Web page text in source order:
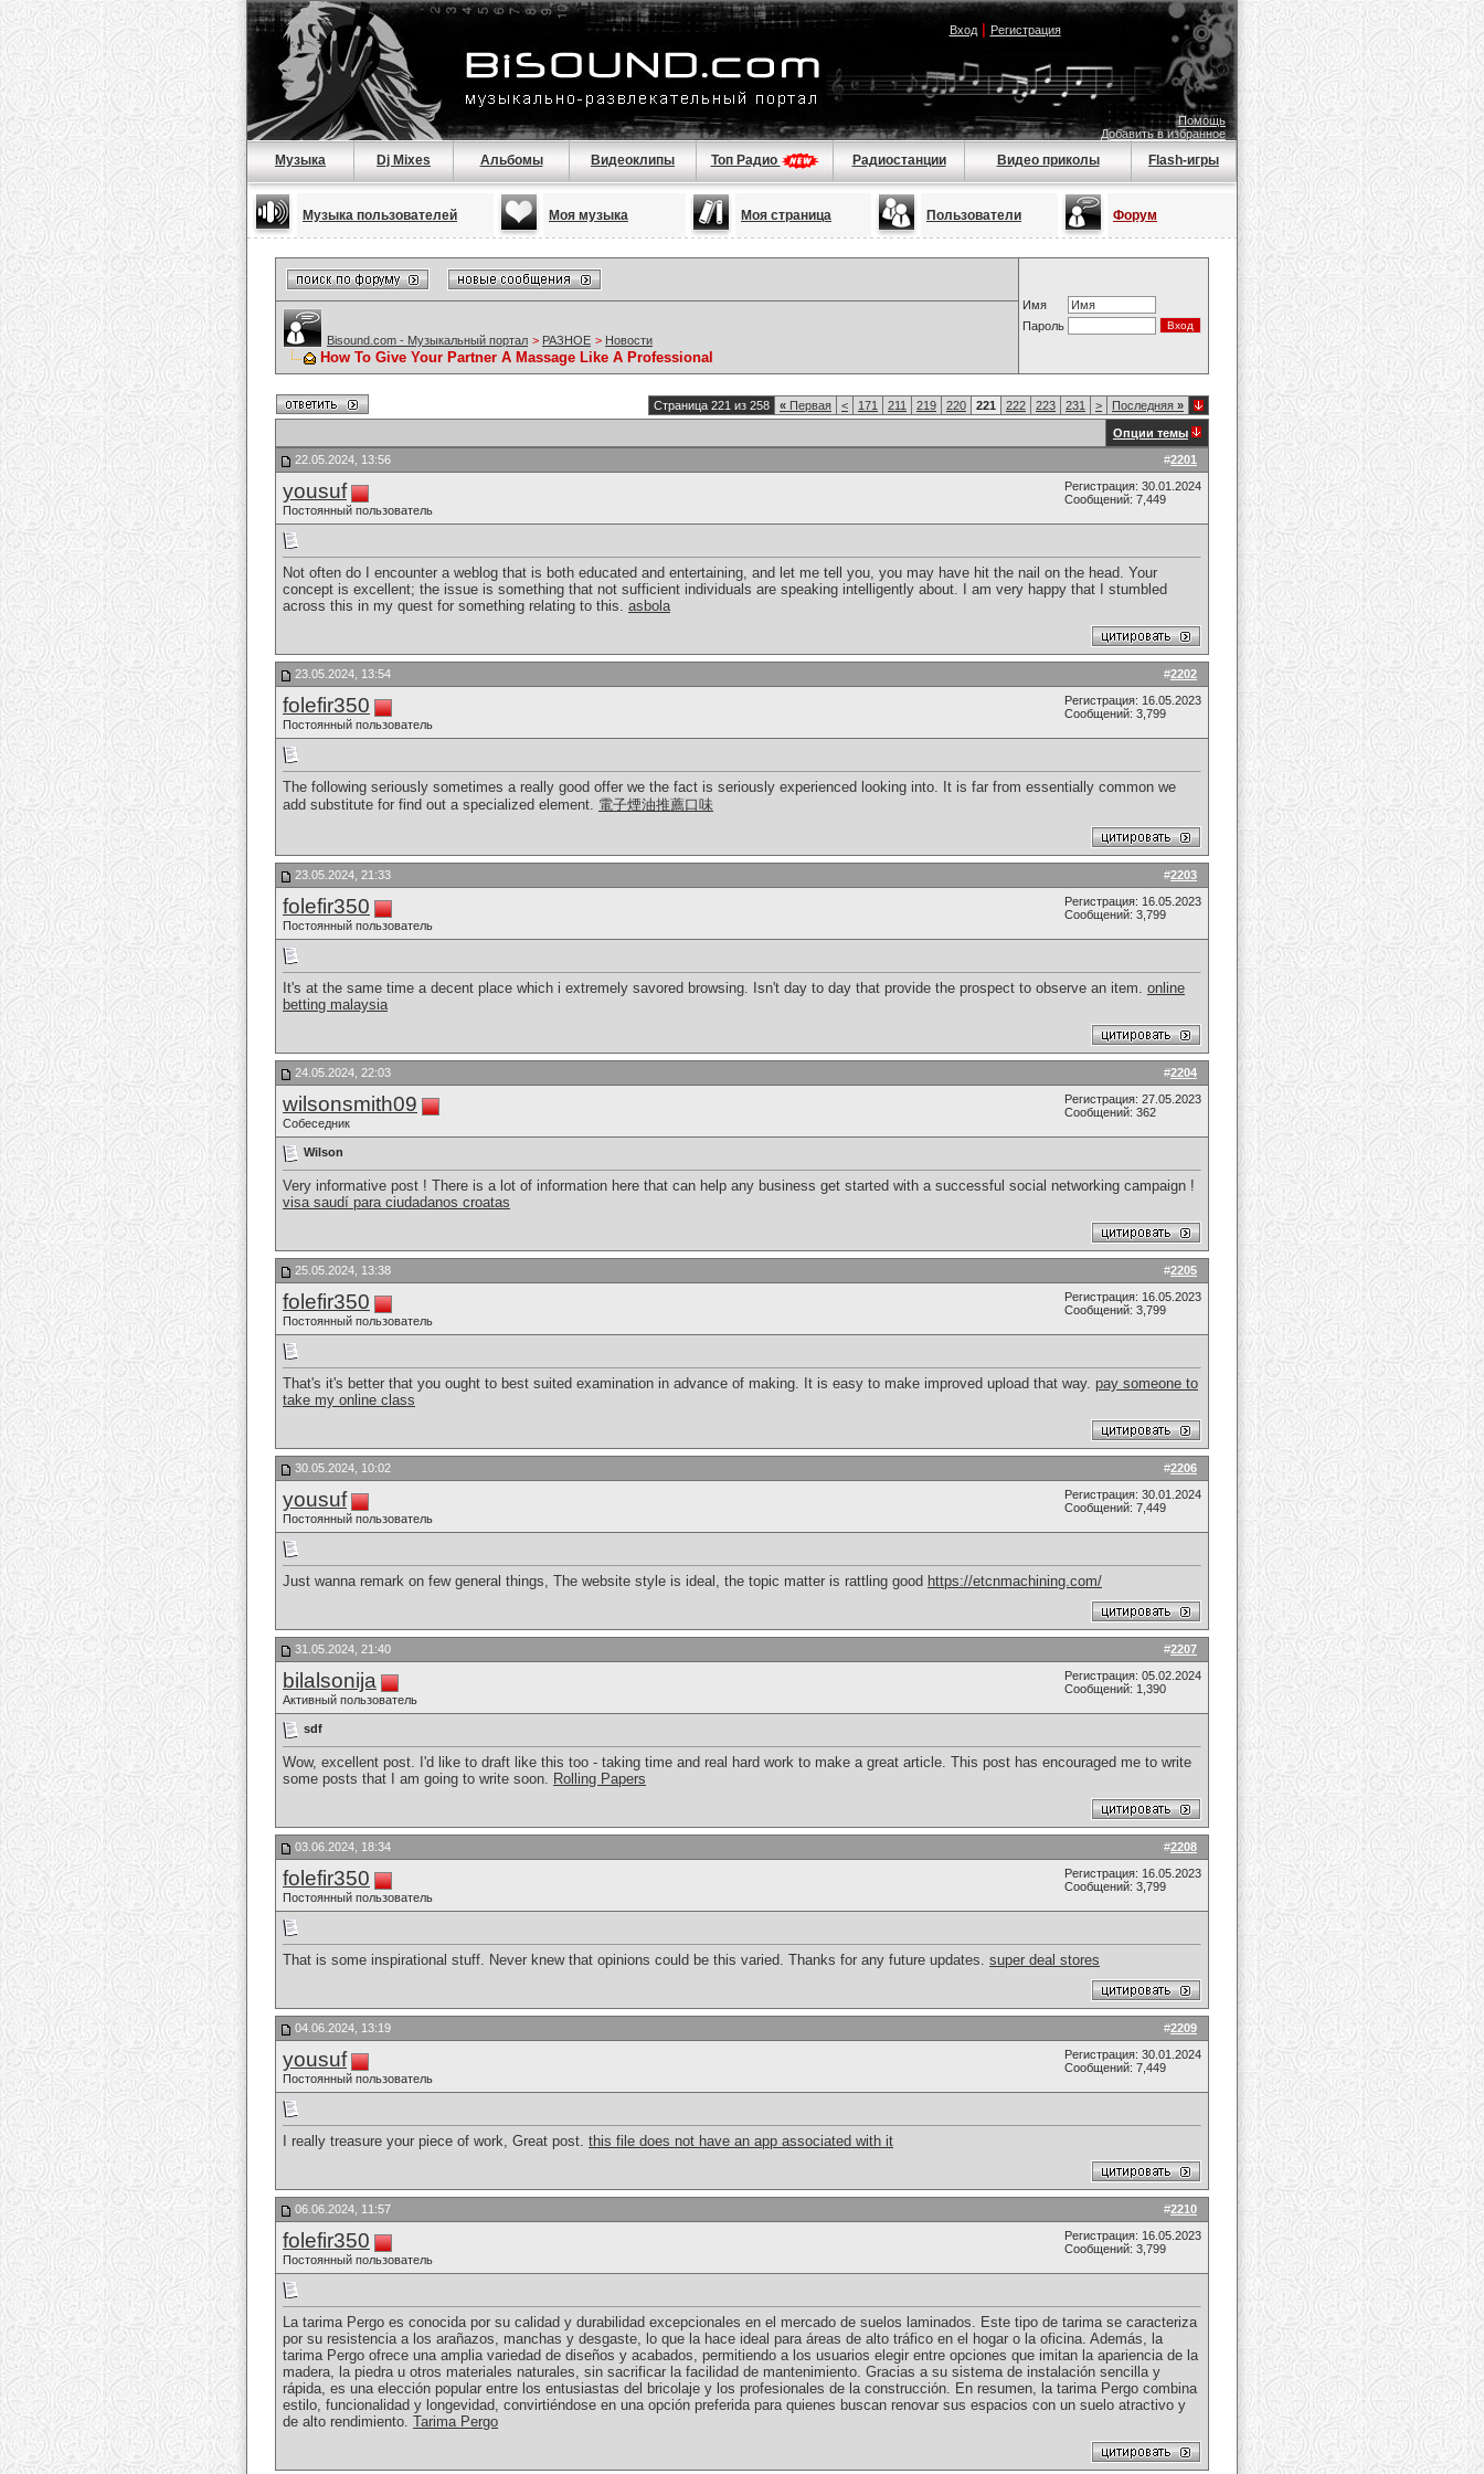
Вход| Регистрация
Помощь
Добавить в избранное
Музыка Dj Mixes Альбомы Видеоклипы Топ Радио Радиостанции Видео приколы Flash-игры
Музыка пользователей Моя музыка Моя страница Пользователи Форум
Имя
Пароль
Bisound.com - Музыкальный портал > РАЗНОЕ > Новости
How To Give Your Partner A Massage Like A Professional
Страница 221 из 258 « Первая < 171 211 219 220 221 222 223 231 > Последняя »
Опции темы
#2201
22.05.2024, 13:56
yousuf
Постоянный пользователь
Регистрация: 30.01.2024
Сообщений: 7,449
Not often do I encounter a weblog that is both educated and entertaining, and let me tell you, you may have hit the nail on the head. Your
concept is excellent; the issue is something that not sufficient individuals are speaking intelligently about. I am very happy that I stumbled
across this in my quest for something relating to this. asbola
#2202
23.05.2024, 13:54
folefir350
Постоянный пользователь
Регистрация: 16.05.2023
Сообщений: 3,799
The following seriously sometimes a really good offer we the fact is seriously experienced looking into. It is far from essentially common we
add substitute for find out a specialized element. 電子煙油推薦口味
#2203
23.05.2024, 21:33
folefir350
Постоянный пользователь
Регистрация: 16.05.2023
Сообщений: 3,799
It's at the same time a decent place which i extremely savored browsing. Isn't day to day that provide the prospect to observe an item. online
betting malaysia
#2204
24.05.2024, 22:03
wilsonsmith09
Собеседник
Регистрация: 27.05.2023
Сообщений: 362
Wilson
Very informative post ! There is a lot of information here that can help any business get started with a successful social networking campaign !
visa saudí para ciudadanos croatas
#2205
25.05.2024, 13:38
folefir350
Постоянный пользователь
Регистрация: 16.05.2023
Сообщений: 3,799
That's it's better that you ought to best suited examination in advance of making. It is easy to make improved upload that way. pay someone to
take my online class
#2206
30.05.2024, 10:02
yousuf
Постоянный пользователь
Регистрация: 30.01.2024
Сообщений: 7,449
Just wanna remark on few general things, The website style is ideal, the topic matter is rattling good https://etcnmachining.com/
#2207
31.05.2024, 21:40
bilalsonija
Активный пользователь
Регистрация: 05.02.2024
Сообщений: 1,390
sdf
Wow, excellent post. I'd like to draft like this too - taking time and real hard work to make a great article. This post has encouraged me to write
some posts that I am going to write soon. Rolling Papers
#2208
03.06.2024, 18:34
folefir350
Постоянный пользователь
Регистрация: 16.05.2023
Сообщений: 3,799
That is some inspirational stuff. Never knew that opinions could be this varied. Thanks for any future updates. super deal stores
#2209
04.06.2024, 13:19
yousuf
Постоянный пользователь
Регистрация: 30.01.2024
Сообщений: 7,449
I really treasure your piece of work, Great post. this file does not have an app associated with it
#2210
06.06.2024, 11:57
folefir350
Постоянный пользователь
Регистрация: 16.05.2023
Сообщений: 3,799
La tarima Pergo es conocida por su calidad y durabilidad excepcionales en el mercado de suelos laminados. Este tipo de tarima se caracteriza
por su resistencia a los arañazos, manchas y desgaste, lo que la hace ideal para áreas de alto tráfico en el hogar o la oficina. Además, la
tarima Pergo ofrece una amplia variedad de diseños y acabados, permitiendo a los usuarios elegir entre opciones que imitan la apariencia de la
madera, la piedra u otros materiales naturales, sin sacrificar la facilidad de mantenimiento. Gracias a su sistema de instalación sencilla y
rápida, es una elección popular entre los entusiastas del bricolaje y los profesionales de la construcción. En resumen, la tarima Pergo combina
estilo, funcionalidad y longevidad, convirtiéndose en una opción preferida para quienes buscan renovar sus espacios con un suelo atractivo y
de alto rendimiento. Tarima Pergo